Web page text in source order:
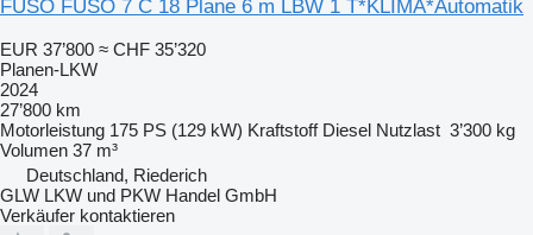
FUSO FUSO 7 C 18 Plane 6 m LBW 1 T*KLIMA*Automatik
EUR 37’800 ≈ CHF 35’320
Planen-LKW
2024
27’800 km
Motorleistung 175 PS (129 kW) Kraftstoff Diesel Nutzlast 3’300 kg
Volumen 37 m³
Deutschland, Riederich
GLW LKW und PKW Handel GmbH
Verkäufer kontaktieren